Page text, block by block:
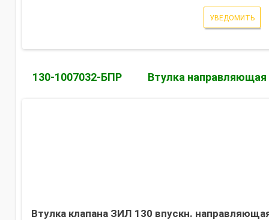
УВЕДОМИТЬ
130-1007032-БПР Втулка направляющая
Втулка клапана ЗИЛ 130 впускн.